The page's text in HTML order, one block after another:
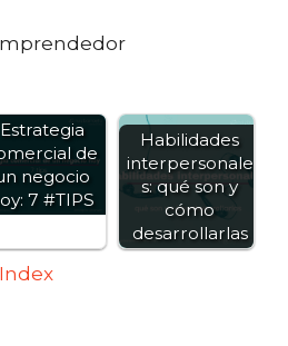
Estrategia
de
negocio
7 #TIPS
Habilidades
interpersonale
s: qué son y
cómo
desarrollarlas